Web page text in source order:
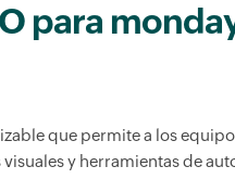
para
que permite a los
y herramientas de